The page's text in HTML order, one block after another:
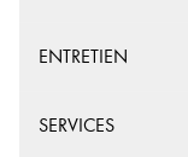
ENTRETIEN
SERVICES